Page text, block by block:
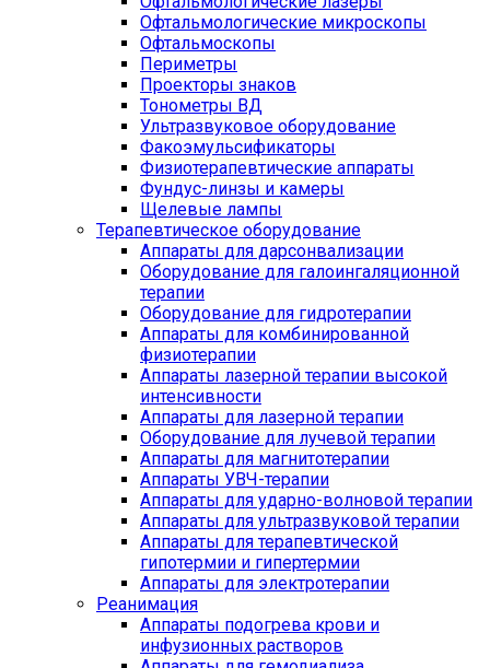
Офтальмологические микроскопы
Офтальмоскопы
Периметры
Проекторы знаков
Тонометры ВД
Ультразвуковое оборудование
Факоэмульсификаторы
Физиотерапевтические аппараты
Фундус-линзы и камеры
Щелевые лампы
Терапевтическое оборудование
Аппараты для дарсонвализации
Оборудование для галоингаляционной
терапии
Оборудование для гидротерапии
Аппараты для комбинированной
физиотерапии
Аппараты лазерной терапии высокой
интенсивности
Аппараты для лазерной терапии
Оборудование для лучевой терапии
Аппараты для магнитотерапии
Аппараты УВЧ-терапии
Аппараты для ударно-волновой терапии
Аппараты для ультразвуковой терапии
Аппараты для терапевтической
гипотермии и гипертермии
Аппараты для электротерапии
Реанимация
Аппараты подогрева крови и
инфузионных растворов